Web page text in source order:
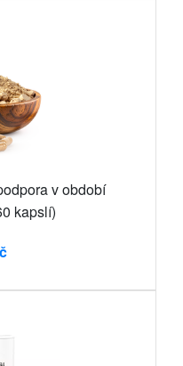
v období
kapslí)